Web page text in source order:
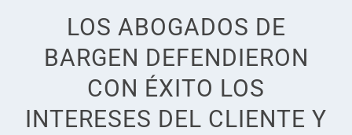
LOS ABOGADOS DE
BARGEN DEFENDIERON
CON ÉXITO LOS
INTERESES DEL CLIENTE Y